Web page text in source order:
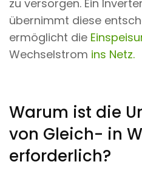
zu versorgen. Ein
übernimmt diese
ermöglicht die
Wechselstrom ins Netz.
Warum ist die
von Gleich- in
erforderlich?